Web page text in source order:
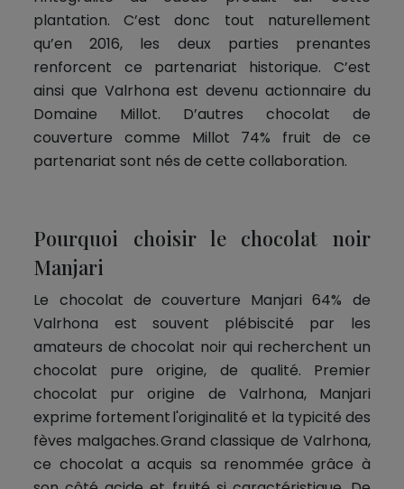
plantation. C’est donc tout naturellement
qu’en 2016, les deux parties prenantes
renforcent ce partenariat historique. C’est
ainsi que Valrhona est devenu actionnaire du
Domaine Millot. D’autres chocolat de
couverture comme Millot 74% fruit de ce
partenariat sont nés de cette collaboration.
Pourquoi choisir le chocolat noir
Manjari
Le chocolat de couverture Manjari 64% de
Valrhona est souvent plébiscité par les
amateurs de chocolat noir qui recherchent un
chocolat pure origine, de qualité. Premier
chocolat pur origine de Valrhona, Manjari
exprime fortement l'originalité et la typicité des
fèves malgaches. Grand classique de Valrhona,
ce chocolat a acquis sa renommée grâce à